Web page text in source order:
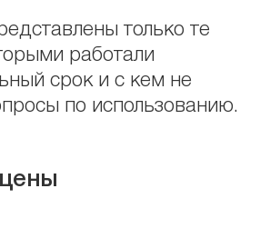
только те
работали
срок и с кем не
по использованию.